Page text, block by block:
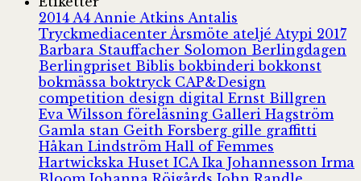
2014 A4 Annie Atkins Antalis
Tryckmediacenter Årsmöte ateljé Atypi 2017
Barbara Stauffacher Solomon Berlingdagen
Berlingpriset Biblisbokbinderibokkonst
bokmässaboktryck CAP&Design
competition design digital Ernst Billgren
Eva Wilsson föreläsning Galleri Hagström
Gamla stan Geith Forsberg gille graffitti
Håkan Lindström Hall of Femmes
Hartwickska Huset ICA Ika Johannesson Irma